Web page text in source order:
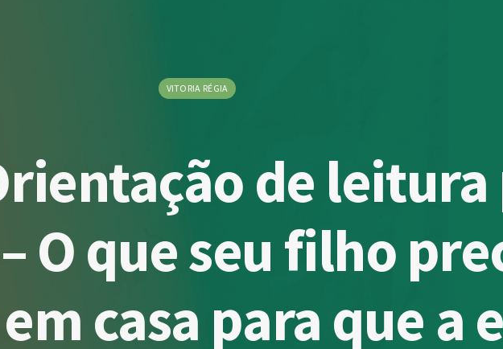
VITORIA RÉGIA
de leitura
O que seu filho
casa para que a